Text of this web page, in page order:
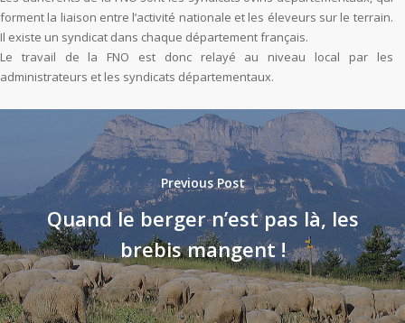
forment la liaison entre l’activité nationale et les éleveurs sur le terrain.
Il existe un syndicat dans chaque département français.
Le travail de la FNO est donc relayé au niveau local par les
administrateurs et les syndicats départementaux.
Previous Post
Quand le berger n’est pas là, les
brebis mangent !